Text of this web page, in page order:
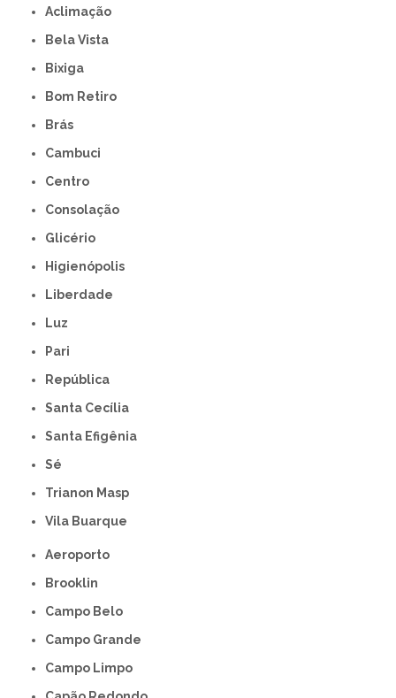
Aclimação
Bela Vista
Bixiga
Bom Retiro
Brás
Cambuci
Centro
Consolação
Glicério
Higienópolis
Liberdade
Luz
Pari
República
Santa Cecília
Santa Efigênia
Sé
Trianon Masp
Vila Buarque
Aeroporto
Brooklin
Campo Belo
Campo Grande
Campo Limpo